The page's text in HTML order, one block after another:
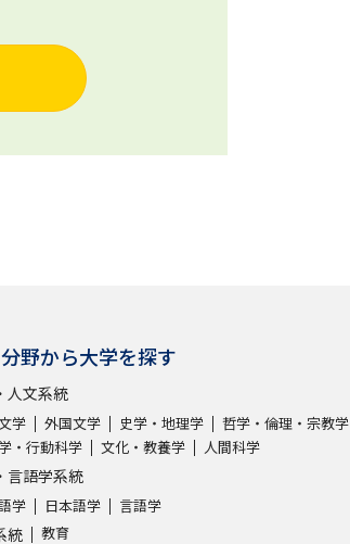
野から大学を探す
人文系統
学 外国文学 史学・地理学
哲学・倫理・宗教学
・行動科学
文化・教養学 人間科学
言語学系統
学 日本語学 言語学
統 教育